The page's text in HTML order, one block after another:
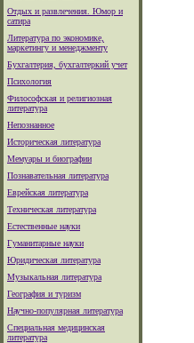
Отдых и развлечения. Юмор и
сатира
Литература по экономике,
маркетингу и менеджменту
Бухгалтерия, бухгалтеркий учет
Психология
Философская и религиозная
литература
Непознанное
Историческая литература
Мемуары и биографии
Познавательная литература
Еврейская литература
Техническая литература
Естественные науки
Гуманитарные науки
Юридическая литература
Музыкальная литература
География и туризм
Научно-популярная литература
Специальная медицинская
литература